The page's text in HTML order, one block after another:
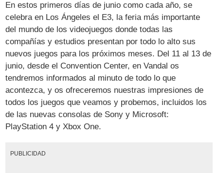
En estos primeros días de junio como cada año, se
celebra en Los Ángeles el E3, la feria más importante
del mundo de los videojuegos donde todas las
compañías y estudios presentan por todo lo alto sus
nuevos juegos para los próximos meses. Del 11 al 13 de
junio, desde el Convention Center, en Vandal os
tendremos informados al minuto de todo lo que
acontezca, y os ofreceremos nuestras impresiones de
todos los juegos que veamos y probemos, incluidos los
de las nuevas consolas de Sony y Microsoft:
PlayStation 4 y Xbox One.
PUBLICIDAD